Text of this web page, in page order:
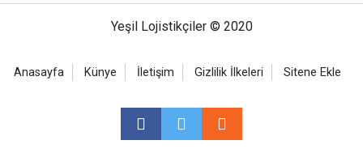
Yeşil Lojistikçiler © 2020
Anasayfa Künye İletişim Gizlilik İlkeleri Sitene Ekle